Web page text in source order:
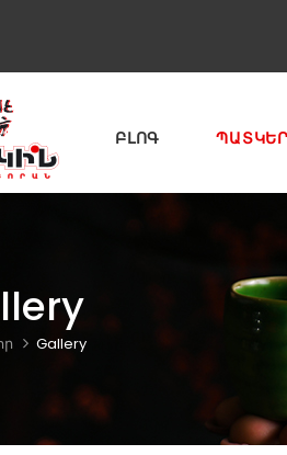
ԲԼՈԳ
Gallery